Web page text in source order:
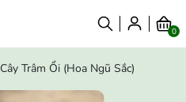
0
Cây Trâm Ổi (Hoa Ngũ Sắc)